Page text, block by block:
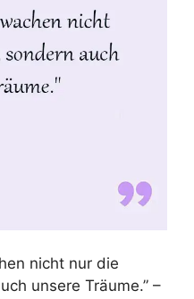
nicht nur die
unsere Träume.” –